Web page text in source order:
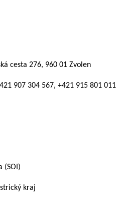
cesta 276, 960 01 Zvolen
907 304 567, +421 915 801 011
(SOI)
kraj